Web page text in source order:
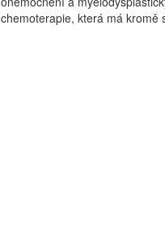
chemoterapie, která má kromě